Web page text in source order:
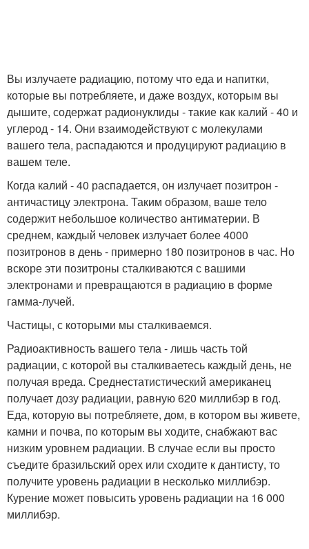
Вы излучаете радиацию, потому что еда и напитки,
которые вы потребляете, и даже воздух, которым вы
дышите, содержат радионуклиды - такие как калий - 40 и
углерод - 14. Они взаимодействуют с молекулами
вашего тела, распадаются и продуцируют радиацию в
вашем теле.
Когда калий - 40 распадается, он излучает позитрон -
античастицу электрона. Таким образом, ваше тело
содержит небольшое количество антиматерии. В
среднем, каждый человек излучает более 4000
позитронов в день - примерно 180 позитронов в час. Но
вскоре эти позитроны сталкиваются с вашими
электронами и превращаются в радиацию в форме
гамма-лучей.
Частицы, с которыми мы сталкиваемся.
Радиоактивность вашего тела - лишь часть той
радиации, с которой вы сталкиваетесь каждый день, не
получая вреда. Среднестатистический американец
получает дозу радиации, равную 620 миллибэр в год.
Еда, которую вы потребляете, дом, в котором вы живете,
камни и почва, по которым вы ходите, снабжают вас
низким уровнем радиации. В случае если вы просто
съедите бразильский орех или сходите к дантисту, то
получите уровень радиации в несколько миллибэр.
Курение может повысить уровень радиации на 16 000
миллибэр.